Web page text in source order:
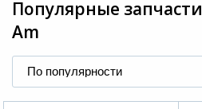
+7 (495) 025-03-03
Популярные запчасти
Am
По популярности